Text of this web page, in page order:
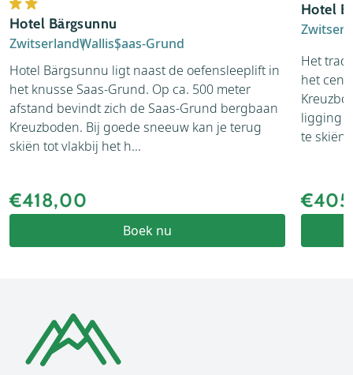
Hotel Bärgsunnu
ZwitserlandWallisSaas-Grund
Hotel Bärgsunnu ligt naast de oefensleeplift in
het knusse Saas-Grund. Op ca. 500 meter
afstand bevindt zich de Saas-Grund bergbaan
Kreuzboden. Bij goede sneeuw kan je terug
skiën tot vlakbij het h...
€418,00
Boek nu
Hotel
Het
het
ligging
te skiën.